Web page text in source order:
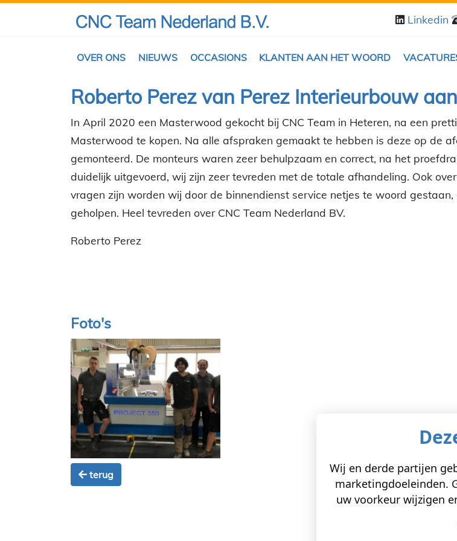
Linkedin
OVER ONS NIEUWS OCCASIONS KLANTEN AAN HET WOORD
Roberto Perez van Perez Interieurbouw
In April 2020 een Masterwood gekocht bij CNC Team in Heteren, na een
Masterwood te kopen. Na alle afspraken gemaakt te hebben is deze op de
gemonteerd. De monteurs waren zeer behulpzaam en correct, na het
duidelijk uitgevoerd, wij zijn zeer tevreden met de totale afhandeling. Ook
vragen zijn worden wij door de binnendienst service netjes te woord
geholpen. Heel tevreden over CNC Team Nederland BV.
Roberto Perez
Foto's
terug
Wij en derde partijen
marketingdoeleinden.
uw voorkeur wijzigen